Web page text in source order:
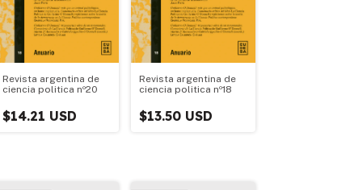
Revista argentina de
ciencia politica nº20
$14.21 USD
Revista argentina de
ciencia politica nº18
$13.50 USD